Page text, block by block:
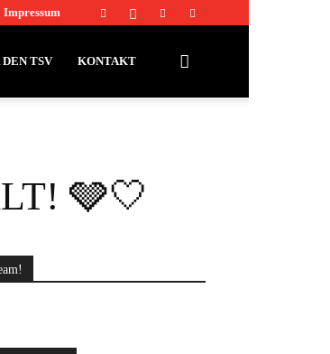
Impressum
TSV KONTAKT
🩶🤍